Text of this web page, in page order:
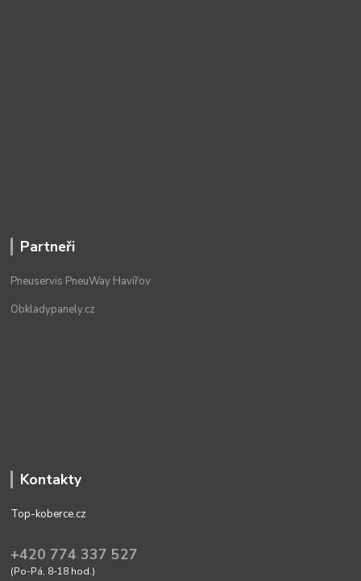
Partneři
Pneuservis PneuWay Havířov
Obkladypanely.cz
Kontakty
Top-koberce.cz
+420 774 337 527
(Po-Pá, 8-18 hod.)